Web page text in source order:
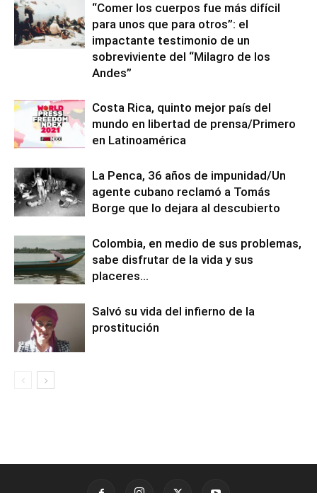
“Comer los cuerpos fue más difícil
para unos que para otros”: el
impactante testimonio de un
sobreviviente del “Milagro de los
Andes”
Costa Rica, quinto mejor país del
mundo en libertad de prensa/Primero
en Latinoamérica
La Penca, 36 años de impunidad/Un
agente cubano reclamó a Tomás
Borge que lo dejara al descubierto
Colombia, en medio de sus problemas,
sabe disfrutar de la vida y sus
placeres…
Salvó su vida del infierno de la
prostitución